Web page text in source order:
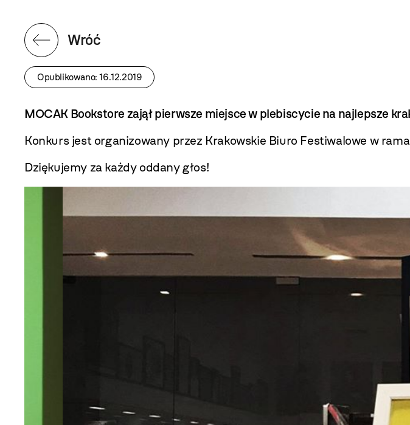
Wróć
Opublikowano: 16.12.2019
MOCAK Bookstore zajął pierwsze miejsce w plebiscycie na najlepsze
Konkurs jest organizowany przez Krakowskie Biuro Festiwalowe w
Dziękujemy za każdy oddany głos!